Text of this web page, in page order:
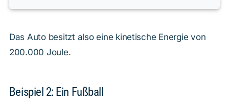
\cdot \left(20 \,
{\text{s}}\right)^2
= 200\,000 \,
\text{J}
Das Auto besitzt also eine kinetische Energie von
200.000 Joule.
Beispiel 2: Ein Fußball